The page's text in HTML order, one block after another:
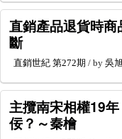
直銷產品退貨時
斷
直銷世紀 第272期 / by 吳
主攬南宋相權19
佞？～秦檜